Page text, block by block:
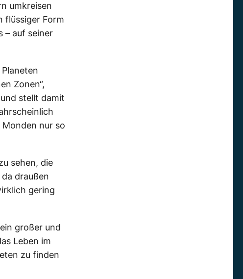
umkreisen
flüssiger Form
– auf seiner
Zonen“,
stellt damit
nur so
sehen, die
draußen
gering
großer und
Leben im
zu finden